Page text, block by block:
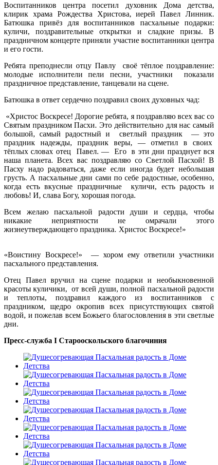
Воспитанников центра посетил духовник Дома детства,
клирик храма Рождества Христова, иерей Павел Линник.
Батюшка привёз для воспитанников пасхальные подарки:
куличи, поздравительные открытки и сладкие призы. В
праздничном концерте приняли участие воспитанники центра
и его гости.
Ребята преподнесли отцу Павлу своё тёплое поздравление:
молодые исполнители пели песни, участники показали
праздничное представление, танцевали на сцене.
Батюшка в ответ сердечно поздравил своих духовных чад:
«Христос Воскресе! Дорогие ребята, я поздравляю всех вас со
Святым праздником Пасхи. Это действительно для нас самый
большой, самый радостный и светлый праздник — это
праздник надежды, праздник веры, — отметил в своих
тёплых словах отец Павел. — Его в эти дни празднует вся
наша планета. Всех вас поздравляю со Светлой Пасхой! В
Пасху надо радоваться, даже если иногда будет небольшая
грусть. А пасхальные дни сами по себе радостные, особенно,
когда есть вкусные праздничные куличи, есть радость и
любовь! И, слава Богу, хорошая погода.
Всем желаю пасхальной радости души и сердца, чтобы
никакие неприятности не омрачали этого
жизнеутверждающего праздника. Христос Воскресе!»
«Воистину Воскресе!» — хором ему ответили участники
пасхального представления.
Отец Павел вручил на сцене подарки и необыкновенной
красоты куличики, от всей души, полной пасхальной радости
и теплоты, поздравил каждого из воспитанников с
праздником, щедро окропив всех присутствующих святой
водой, и пожелав всем Божьего благословления в эти светлые
дни.
Пресс-служба I Старооскольского благочиния